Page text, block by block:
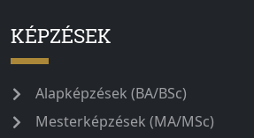
KÉPZÉSEK
Alapképzések (BA/BSc)
Mesterképzések (MA/MSc)